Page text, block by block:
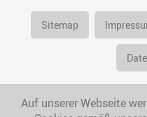
Sitemap
Auf unserer Webseite